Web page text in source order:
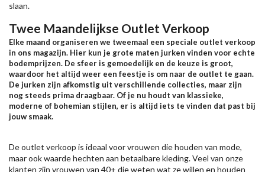
slaan.
Twee Maandelijkse Outlet Verkoop
Elke maand organiseren we tweemaal een speciale outlet verkoop
in ons magazijn. Hier kun je grote maten jurken vinden voor echte
bodemprijzen. De sfeer is gemoedelijk en de keuze is groot,
waardoor het altijd weer een feestje is om naar de outlet te gaan.
De jurken zijn afkomstig uit verschillende collecties, maar zijn
nog steeds prima draagbaar. Of je nu houdt van klassieke,
moderne of bohemian stijlen, er is altijd iets te vinden dat past bij
jouw smaak.
De outlet verkoop is ideaal voor vrouwen die houden van mode,
maar ook waarde hechten aan betaalbare kleding. Veel van onze
klanten zijn vrouwen van 40+ die weten wat ze willen en houden